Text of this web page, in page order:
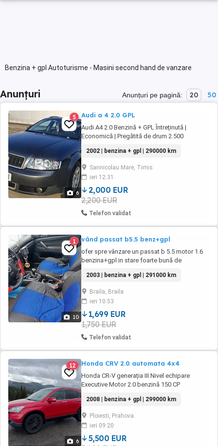
Benzina + gpl Autoturisme - Masini second hand de vanzare
Anunțuri Anunțuri pe pagină: 20 50
6
5 Audi a 4 2.0 GPL
Audi A4 2.0 Benzină + GPL Întreținută |
Economică | Pregătită de drum 2.500
motor 2.0 benzină + GPL, mașină fiabilă,
întreținută și foarte economică, ideală pentru
navetă sau utilizare zilnică. ( mici defecte
estetice) Stare tehnică: Motor perfect
funcțional ...
2002 | benzina + gpl | 290000 km
Sannicolau Mare, Timis
ieri 12:31
2,000 EUR
2,200 EUR
Telefon validat
10
1 vând passat b5.5 benz+gpl
ofer spre vânzare un passat b 5.5 motor 1.6
benzina+gpl in stare foarte bună de
dotări proprietar direct acte la zi și valabile
mai multe detalii ofer in privat
2003 | benzina + gpl | 291000 km
Braila, Braila
ieri 10:53
1,699 EUR
1,750 EUR
Telefon validat
6
12 Honda CRV 2.0 automata 4x4
Honda CR-V generația III Nivel echipare
Executive Motor 2.0 benzină 150 CP
Faruri xenon Oglinzi electrice Geamuri
electrice Plafon panoramic Navigație Sistem
audio premium cu subwoofer Tapiserie piele
Încălzire scaune Scaun cu reglaj electric
Clima automată pe ...
2008 | benzina + gpl | 299000 km
Ploiesti, Prahova
ieri 09:20
5,500 EUR